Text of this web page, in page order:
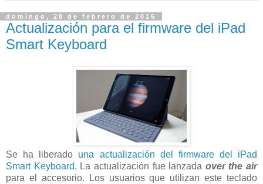
domingo, 28 de febrero de 2016
Actualización para el firmware del iPad
Smart Keyboard
Se ha liberado una actualización del firmware del iPad
Smart Keyboard. La actualización fue lanzada over the air
para el accesorio. Los usuarios que utilizan este teclado